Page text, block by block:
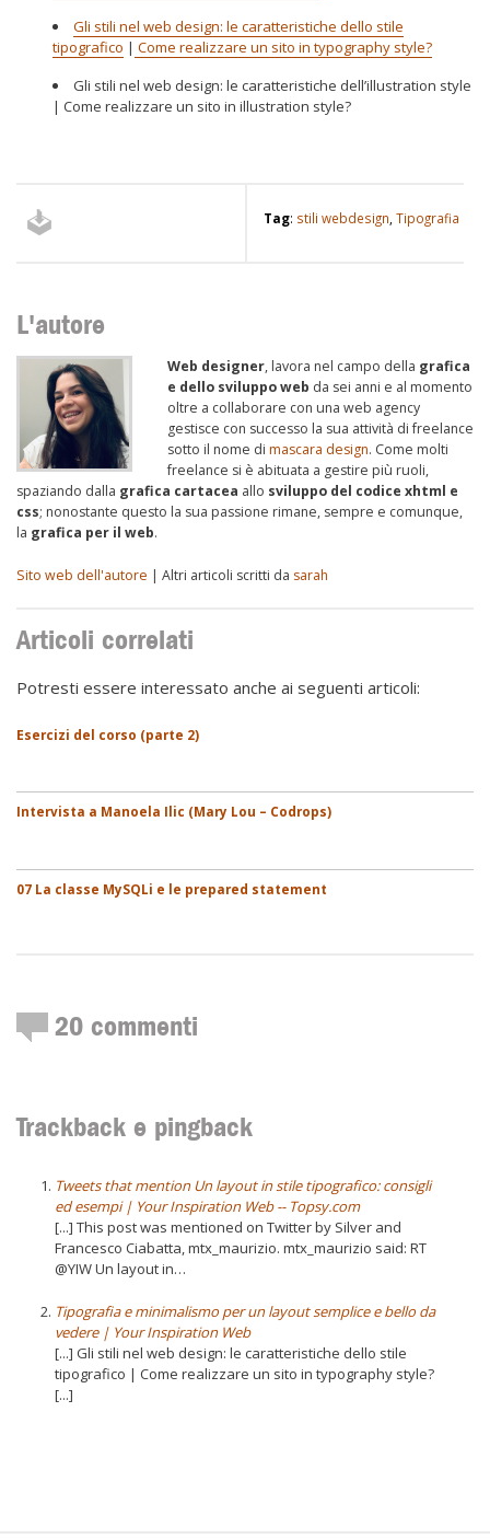
Gli stili nel web design: le caratteristiche dello stile
tipografico | Come realizzare un sito in typography style?
Gli stili nel web design: le caratteristiche dell’illustration style
| Come realizzare un sito in illustration style?
Tag: stili webdesign Tipografia
L'autore
Web designer, lavora nel campo della grafica
e dello sviluppo web da sei anni e al momento
oltre a collaborare con una web agency
gestisce con successo la sua attività di freelance
sotto il nome di mascara design. Come molti
freelance si è abituata a gestire più ruoli,
spaziando dalla grafica cartacea allo sviluppo del codice xhtml e
css; nonostante questo la sua passione rimane, sempre e comunque,
la grafica per il web.
Sito web dell'autore | Altri articoli scritti da sarah
Articoli correlati
Potresti essere interessato anche ai seguenti articoli:
Esercizi del corso (parte 2)
Intervista a Manoela Ilic (Mary Lou – Codrops)
07 La classe MySQLi e le prepared statement
20 commenti
Trackback e pingback
Tweets that mention Un layout in stile tipografico: consigli
ed esempi | Your Inspiration Web -- Topsy.com
[...] This post was mentioned on Twitter by Silver and
Francesco Ciabatta, mtx_maurizio. mtx_maurizio said: RT
@YIW Un layout in…
Tipografia e minimalismo per un layout semplice e bello da
vedere | Your Inspiration Web
[...] Gli stili nel web design: le caratteristiche dello stile
tipografico | Come realizzare un sito in typography style?
[...]